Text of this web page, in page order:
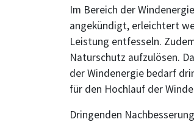
Im Bereich der
angekündigt, erleichtert
Leistung entfesseln.
Naturschutz aufzulösen.
der Windenergie bedarf
für den Hochlauf der
Dringenden